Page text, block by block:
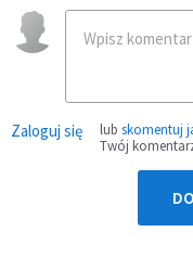
Zaloguj się lub skomentuj
Twój